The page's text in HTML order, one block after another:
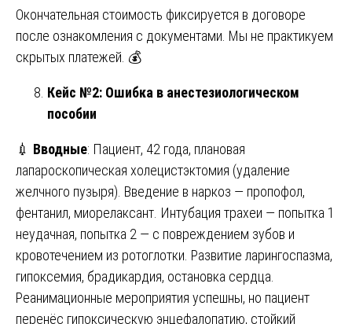
Окончательная стоимость фиксируется в договоре
после ознакомления с документами. Мы не практикуем
скрытых платежей. 💰
Кейс №2: Ошибка в анестезиологическом
пособии
💉 Вводные: Пациент, 42 года, плановая
лапароскопическая холецистэктомия (удаление
желчного пузыря). Введение в наркоз — пропофол,
фентанил, миорелаксант. Интубация трахеи — попытка 1
неудачная, попытка 2 — с повреждением зубов и
кровотечением из ротоглотки. Развитие ларингоспазма,
гипоксемия, брадикардия, остановка сердца.
Реанимационные мероприятия успешны, но пациент
перенёс гипоксическую энцефалопатию, стойкий